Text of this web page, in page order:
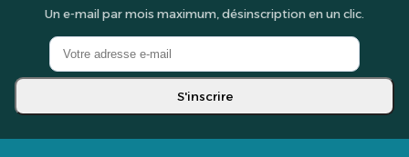
Un e-mail par mois maximum, désinscription en un clic.
S'inscrire